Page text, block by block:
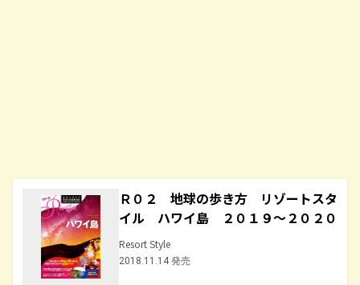
Ｒ０２ 地球の歩き方 リゾートスタ
イル ハワイ島 ２０１９～２０２０
Resort Style
2018.11.14 発売